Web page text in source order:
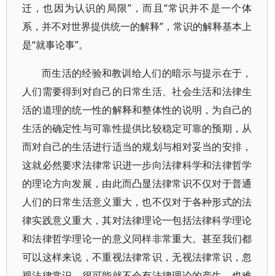
迁，也因为认识的局限”，而且“常识并不是一个体
系，并不对世界提供统一的解释”，常识的解释基本上
是“就事论事”。
而生活的经验和教训给人们的暗示与提示在于，
人们需要得到对自己的日常生活、社会生活和法律生
活的道理的统一性的解释和整体性的说明，为自己的
生活的确定性与可靠性提供比较稳定可靠的预期，从
而对自己的生活进行适当的规划与相对妥当的安排，
这就必然要求法律常识进一步向法律科学和法律哲学
的理论方向发展，由此而凸显法律常识不仅对于普通
人们的日常生活意义重大，也不仅对于各种形式的法
律实践意义重大，其对法律理论一包括法律科学理论
和法律哲学理论一的意义同样非常重大。甚至我们都
可以这样来说，不重视法律常识，无视法律常识，忽